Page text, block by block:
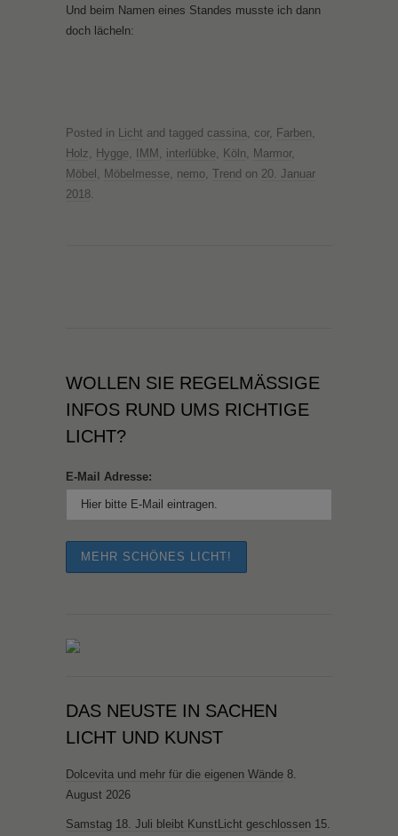
Und beim Namen eines Standes musste ich dann
doch lächeln:
Posted in Licht and tagged cassina cor, Farben
Holz
Hygge IMM interlübke Köln Marmor,
Möbel
Möbelmesse nemo Trend on 20. Januar
2018
WOLLEN SIE REGELMÄSSIGE I
NFOS RUND UMS RICHTIGE L
ICHT?
E-Mail Adresse:
DAS NEUSTE IN SACHEN
LICHT UND KUNST
Dolcevita und mehr für die eigenen Wände 8.
August 2026
Samstag 18. Juli bleibt KunstLicht geschlossen 15.